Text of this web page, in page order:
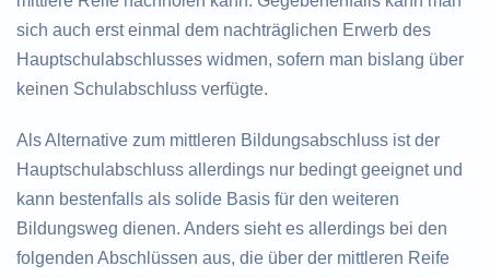
sich auch erst einmal dem nachträglichen Erwerb des
Hauptschulabschlusses widmen, sofern man bislang über
keinen Schulabschluss verfügte.
Als Alternative zum mittleren Bildungsabschluss ist der
Hauptschulabschluss allerdings nur bedingt geeignet und
kann bestenfalls als solide Basis für den weiteren
Bildungsweg dienen. Anders sieht es allerdings bei den
folgenden Abschlüssen aus, die über der mittleren Reife